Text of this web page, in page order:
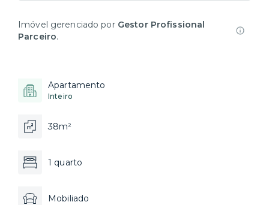
Imóvel gerenciado por Gestor Profissional
Parceiro.
Apartamento
Inteiro
38m²
1 quarto
Mobiliado